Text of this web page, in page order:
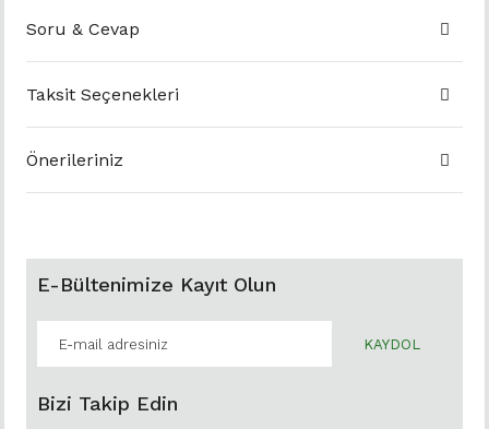
Soru & Cevap
Taksit Seçenekleri
Önerileriniz
E-Bültenimize Kayıt Olun
KAYDOL
Bizi Takip Edin